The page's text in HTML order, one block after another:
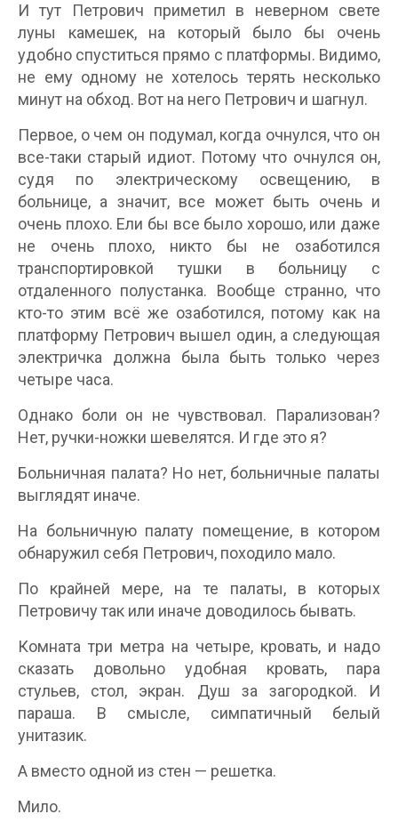
И тут Петрович приметил в неверном свете
луны камешек, на который было бы очень
удобно спуститься прямо с платформы. Видимо,
не ему одному не хотелось терять несколько
минут на обход. Вот на него Петрович и шагнул.
Первое, о чем он подумал, когда очнулся, что он
все-таки старый идиот. Потому что очнулся он,
судя по электрическому освещению, в
больнице, а значит, все может быть очень и
очень плохо. Ели бы все было хорошо, или даже
не очень плохо, никто бы не озаботился
транспортировкой тушки в больницу с
отдаленного полустанка. Вообще странно, что
кто-то этим всё же озаботился, потому как на
платформу Петрович вышел один, а следующая
электричка должна была быть только через
четыре часа.
Однако боли он не чувствовал. Парализован?
Нет, ручки-ножки шевелятся. И где это я?
Больничная палата? Но нет, больничные палаты
выглядят иначе.
На больничную палату помещение, в котором
обнаружил себя Петрович, походило мало.
По крайней мере, на те палаты, в которых
Петровичу так или иначе доводилось бывать.
Комната три метра на четыре, кровать, и надо
сказать довольно удобная кровать, пара
стульев, стол, экран. Душ за загородкой. И
параша. В смысле, симпатичный белый
унитазик.
А вместо одной из стен — решетка.
Мило.